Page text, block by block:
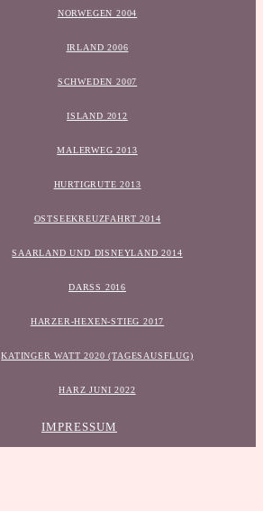
NORWEGEN 2004
IRLAND 2006
SCHWEDEN 2007
ISLAND 2012
MALERWEG 2013
HURTIGRUTE 2013
OSTSEEKREUZFAHRT 2014
SAARLAND UND DISNEYLAND 2014
DARSS 2016
HARZER-HEXEN-STIEG 2017
KATINGER WATT 2020 (TAGESAUSFLUG)
HARZ JUNI 2022
IMPRESSUM